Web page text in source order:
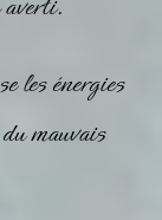
les énergies
mauvais